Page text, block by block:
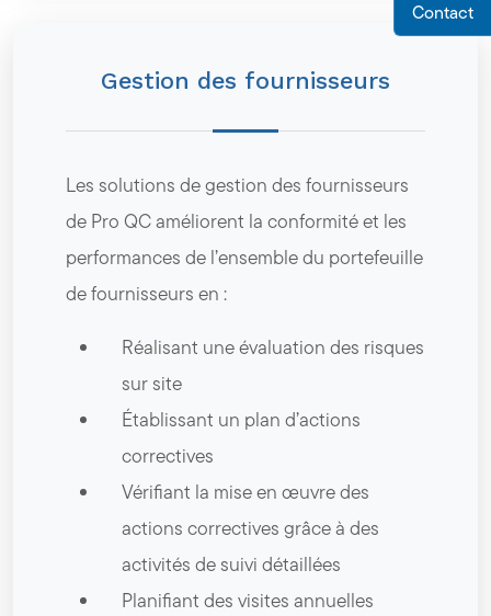
Gestion des fournisseurs
Les solutions de gestion des fournisseurs
de Pro QC améliorent la conformité et les
performances de l’ensemble du portefeuille
de fournisseurs en :
Réalisant une évaluation des risques
sur site
Établissant un plan d’actions
correctives
Vérifiant la mise en œuvre des
actions correctives grâce à des
activités de suivi détaillées
Planifiant des visites annuelles
Contact